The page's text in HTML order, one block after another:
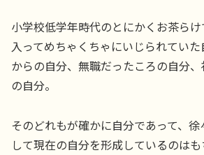
小学校低学年時代のとにかくお茶ら
入ってめちゃくちゃにいじられてい
からの自分、無職だったころの自分
の自分。
そのどれもが確かに自分であって、
して現在の自分を形成しているのは